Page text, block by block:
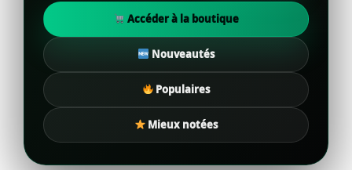
Accéder à la boutique
Nouveautés
Populaires
Mieux notées